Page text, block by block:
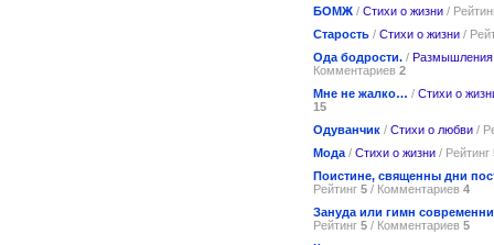
БОМЖ / Стихи о жизни /
Старость / Стихи о жизни /
Ода бодрости. /
Комментариев 2
Мне не жалко… / Стихи о
15
Одуванчик / Стихи о любви /
Мода / Стихи о жизни / Рейтинг
Поистине, священны дни
Рейтинг 5 / Комментариев 4
Зануда или гимн
Рейтинг 5 / Комментариев 5